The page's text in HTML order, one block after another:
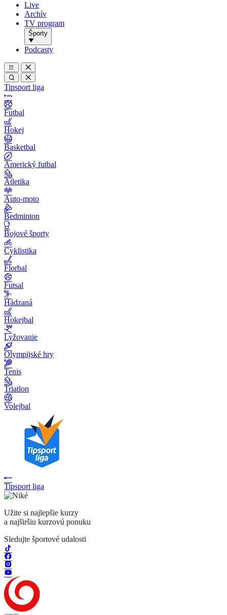
Live
Archív
TV program
Športy
Podcasty
Tipsport liga
Futbal
Hokej
Basketbal
Americký futbal
Atletika
Auto-moto
Bedminton
Bojové športy
Cyklistika
Florbal
Futsal
Hádzaná
Hokejbal
Lyžovanie
Olympijské hry
Tenis
Triatlon
Volejbal
Tipsport liga
Užite si najlepšie kurzy
a najširšiu kurzovú ponuku
Sledujte športové udalosti